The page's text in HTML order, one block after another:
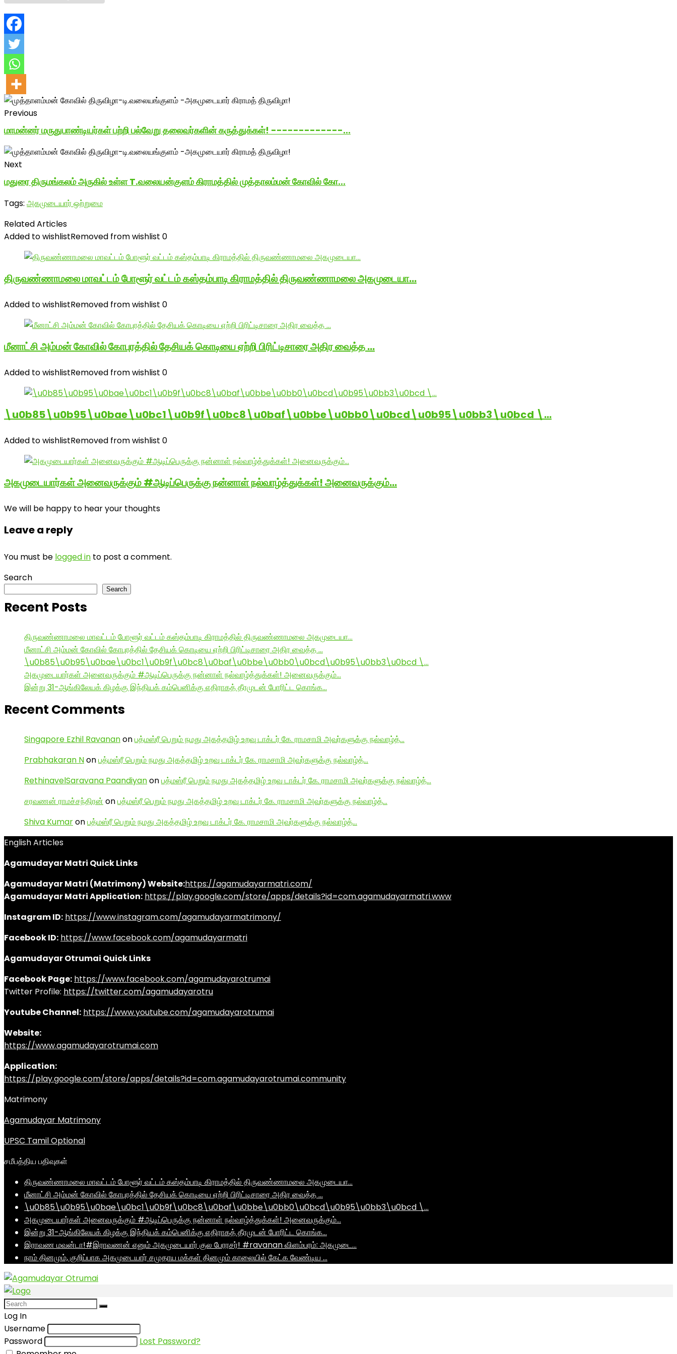
Previous
மாமன்னர் மருதுபாண்டியர்கள் பற்றி பல்வேறு தலைவர்களின் கருத்துக்கள்! -------------...
Next
மதுரை திருமங்கலம் அருகில் உள்ள T.வலையன்குளம் கிராமத்தில் முத்தாலம்மன் கோவில் கோ...
Tags: அகமுடையார் ஒற்றுமை
Related Articles
Added to wishlistRemoved from wishlist 0
திருவண்ணாமலை மாவட்டம் போளூர் வட்டம் கஸ்தம்பாடி கிராமத்தில் திருவண்ணாமலை அகமுடையா…
Added to wishlistRemoved from wishlist 0
மீனாட்சி அம்மன் கோவில் கோபுரத்தில் தேசியக் கொடியை ஏற்றி பிரிட்டிசாரை அதிர வைத்த …
Added to wishlistRemoved from wishlist 0
\u0b85\u0b95\u0bae\u0bc1\u0b9f\u0bc8\u0baf\u0bbe\u0bb0\u0bcd\u0b95\u0bb3\u0bcd \…
Added to wishlistRemoved from wishlist 0
அகமுடையார்கள் அனைவருக்கும் #ஆடிப்பெருக்கு நன்னாள் நல்வாழ்த்துக்கள்! அனைவருக்கும்…
We will be happy to hear your thoughts
Leave a reply
You must be logged in to post a comment.
Search
Search
Recent Posts
திருவண்ணாமலை மாவட்டம் போளூர் வட்டம் கஸ்தம்பாடி கிராமத்தில் திருவண்ணாமலை அகமுடையா…
மீனாட்சி அம்மன் கோவில் கோபுரத்தில் தேசியக் கொடியை ஏற்றி பிரிட்டிசாரை அதிர வைத்த …
\u0b85\u0b95\u0bae\u0bc1\u0b9f\u0bc8\u0baf\u0bbe\u0bb0\u0bcd\u0b95\u0bb3\u0bcd \…
அகமுடையார்கள் அனைவருக்கும் #ஆடிப்பெருக்கு நன்னாள் நல்வாழ்த்துக்கள்! அனைவருக்கும்…
இன்று 31-ஆங்கிலேயக் கிழக்கு இந்தியக் கம்பெனிக்கு எதிராகத் தீரமுடன் போரிட்ட கொங்க…
Recent Comments
Singapore Ezhil Ravananonபத்மஸ்ரீ பெறும் நமது அகத்தமிழ் உறவு டாக்டர் கே. ராமசாமி அவர்களுக்கு நல்வாழ்த்…
Prabhakaran Nonபத்மஸ்ரீ பெறும் நமது அகத்தமிழ் உறவு டாக்டர் கே. ராமசாமி அவர்களுக்கு நல்வாழ்த்…
RethinavelSaravana Paandiyanonபத்மஸ்ரீ பெறும் நமது அகத்தமிழ் உறவு டாக்டர் கே. ராமசாமி அவர்களுக்கு நல்வாழ்த்…
சரவணன் ராமச்சந்திரன் onபத்மஸ்ரீ பெறும் நமது அகத்தமிழ் உறவு டாக்டர் கே. ராமசாமி அவர்களுக்கு நல்வாழ்த்…
Shiva Kumaronபத்மஸ்ரீ பெறும் நமது அகத்தமிழ் உறவு டாக்டர் கே. ராமசாமி அவர்களுக்கு நல்வாழ்த்…
English Articles
Agamudayar Matri Quick Links
Agamudayar Matri (Matrimony) Website:https://agamudayarmatri.com/
Agamudayar Matri Application: https://play.google.com/store/apps/details?id=com.agamudayarmatri.www
Instagram ID: https://www.instagram.com/agamudayarmatrimony/
Facebook ID: https://www.facebook.com/agamudayarmatri
Agamudayar Otrumai Quick Links
Facebook Page: https://www.facebook.com/agamudayarotrumai
Twitter Profile: https://twitter.com/agamudayarotru
Youtube Channel: https://www.youtube.com/agamudayarotrumai
Website:
https://www.agamudayarotrumai.com
Application:
https://play.google.com/store/apps/details?id=com.agamudayarotrumai.community
Matrimony
Agamudayar Matrimony
UPSC Tamil Optional
சமீபத்திய பதிவுகள்
திருவண்ணாமலை மாவட்டம் போளூர் வட்டம் கஸ்தம்பாடி கிராமத்தில் திருவண்ணாமலை அகமுடையா…
மீனாட்சி அம்மன் கோவில் கோபுரத்தில் தேசியக் கொடியை ஏற்றி பிரிட்டிசாரை அதிர வைத்த …
\u0b85\u0b95\u0bae\u0bc1\u0b9f\u0bc8\u0baf\u0bbe\u0bb0\u0bcd\u0b95\u0bb3\u0bcd \…
அகமுடையார்கள் அனைவருக்கும் #ஆடிப்பெருக்கு நன்னாள் நல்வாழ்த்துக்கள்! அனைவருக்கும்…
இன்று 31-ஆங்கிலேயக் கிழக்கு இந்தியக் கம்பெனிக்கு எதிராகத் தீரமுடன் போரிட்ட கொங்க…
இராவண மவன்டா!#இராவணன் எனும் அகமுடையார் குல பேரரசர்! #ravanan விளம்பரம்: அகமுடை…
நாம் தினமும், குறிப்பாக அகமுடையார் சமுதாய மக்கள் தினமும் காலையில் கேட்க வேண்டிய …
Log In
Username
Password
Lost Password?